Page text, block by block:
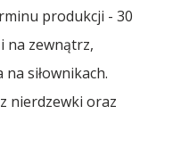
programu Ochrony
– nowy kontener w RAL
produkcji - 30
na zewnątrz,
siłownikach.
nierdzewki oraz